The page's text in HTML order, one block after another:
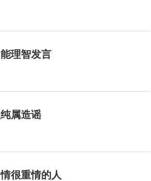
理智发言
属造谣
很重情的人